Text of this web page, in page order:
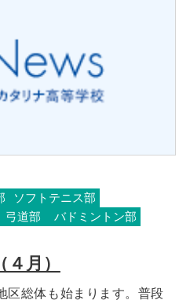
ソフトテニス部
弓道部
バドミントン部
月）
区総体も始まります。普段